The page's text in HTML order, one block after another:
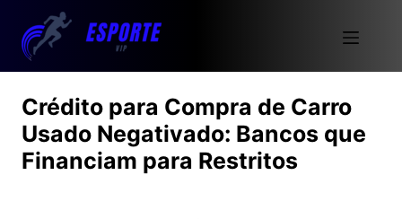
Crédito para Compra de Carro
Usado Negativado: Bancos que
Financiam para Restritos